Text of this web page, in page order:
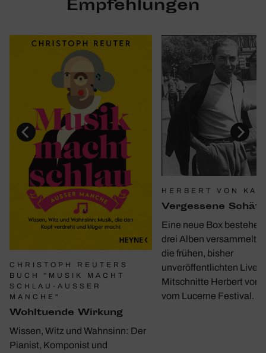
Empfehlungen
CHRISTOPH REUTERS
BUCH "MUSIK MACHT
SCHLAU-AUSSER M
ANCHE"
Wohl­tu­ende Wirkung
Wissen, Witz und Wahnsinn: Der
Pianist, Komponist und
HERBERT VON
Verges­sene
Eine neue Box
drei Alben versammelt
die frühen, bisher
unveröffentlichten Live-
Mitschnitte Herbert von
vom Lucerne Festival.